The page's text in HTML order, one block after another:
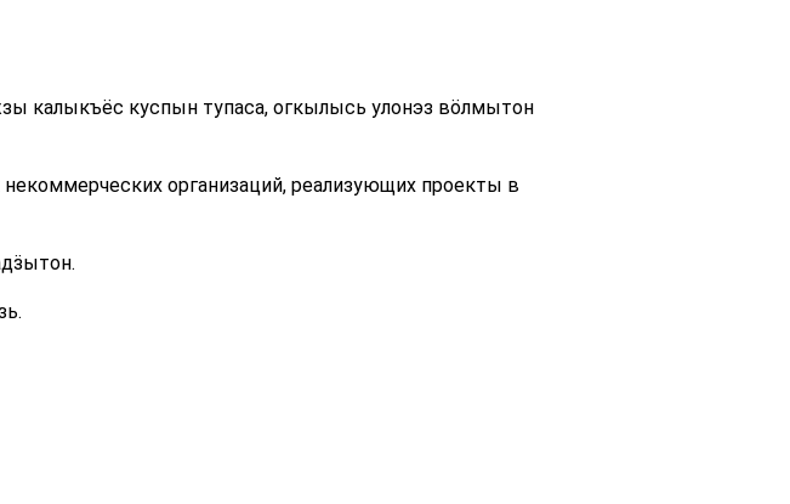
калыкъёс куспын тупаса, огкылысь улонэз вӧлмытон
организаций, реализующих проекты в